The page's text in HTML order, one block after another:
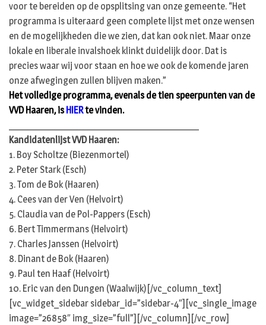
voor te bereiden op de opsplitsing van onze gemeente. “Het
programma is uiteraard geen complete lijst met onze wensen
en de mogelijkheden die we zien, dat kan ook niet. Maar onze
lokale en liberale invalshoek klinkt duidelijk door. Dat is
precies waar wij voor staan en hoe we ook de komende jaren
onze afwegingen zullen blijven maken.”
Het volledige programma, evenals de tien speerpunten van de
VVD Haaren, isHIERte vinden.
Kandidatenlijst VVD Haaren:
1. Boy Scholtze (Biezenmortel)
2. Peter Stark (Esch)
3. Tom de Bok (Haaren)
4. Cees van der Ven (Helvoirt)
5. Claudia van de Pol-Pappers (Esch)
6. Bert Timmermans (Helvoirt)
7. Charles Janssen (Helvoirt)
8. Dinant de Bok (Haaren)
9. Paul ten Haaf (Helvoirt)
10. Eric van den Dungen (Waalwijk)[/vc_column_text]
[vc_widget_sidebar sidebar_id=”sidebar-4″][vc_single_image
image=”26858″ img_size=”full”][/vc_column][/vc_row]